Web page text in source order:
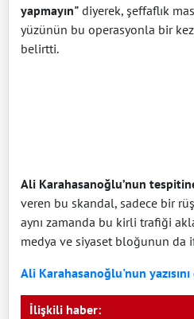
yapmayın" diyerek, şeffaflık
yüzünün bu operasyonla bir
belirtti.
Ali Karahasanoğlu’nun
veren bu skandal, sadece bir
aynı zamanda bu kirli trafiği
medya ve siyaset bloğunun da
Ali Karahasanoğlu'nun
İlişkili haber: